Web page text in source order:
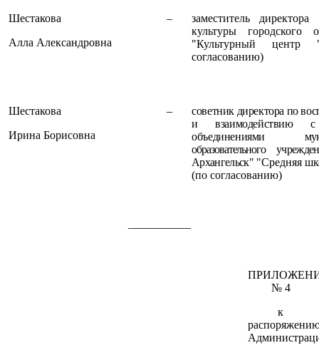
Шестакова
Алла Александровна
–
заместитель
культуры городского
"Культурный
согласованию)
Шестакова
Ирина Борисовна
–
советник директора по
и взаимодействию с
объединениями
образовательного
Архангельск" "Средняя
(по согласованию)
№ 4
к